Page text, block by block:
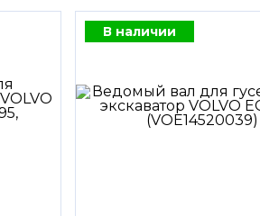
В наличии